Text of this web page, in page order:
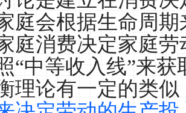
庭会根据生命周
庭消费决定家庭
“中等收入线”来
理论有一定的类似